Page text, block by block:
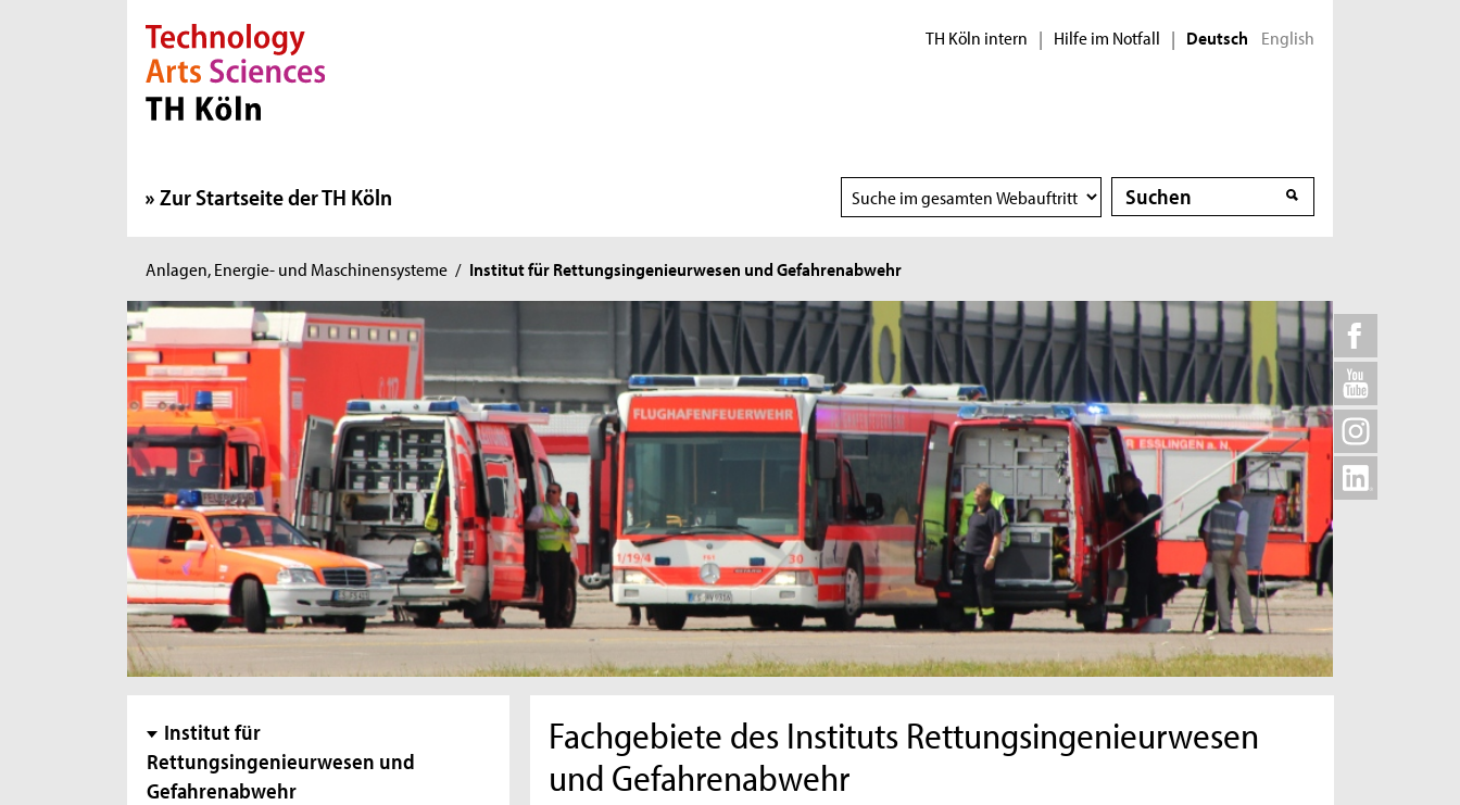
Direkt zur Hauptnavigation
Direkt zur Subnavigation
Direkt zum Inhalt
Direkt zum Fußbereich TH Köln intern | Hilfe im Notfall | Deutsch English
Zur Startseite der TH Köln
Suchbereich
wählen
Suche
Suche
Sie
sind
hier:
Anlagen, Energie- und Maschinensysteme / Institut für Rettungsingenieurwesen und Gefahrenabwehr
Subnavigation
Institut für
Rettungsingenieurwesen und
Gefahrenabwehr
Fachgebiete des Instituts Rettungsingenieurwesen
und Gefahrenabwehr